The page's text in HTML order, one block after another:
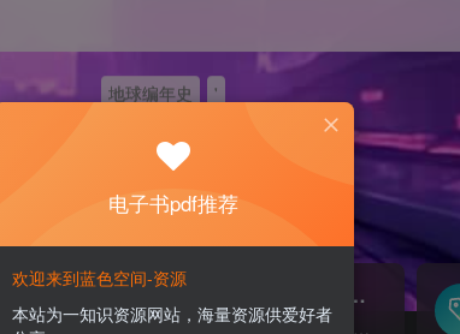
地球编年史 '
源码搭建
各类源码搭建...
素材资源NEW
海量素材,资源分享...
电子书pdf推荐
欢迎来到蓝色空间-资源
本站为一知识资源网站，海量资源供爱好者